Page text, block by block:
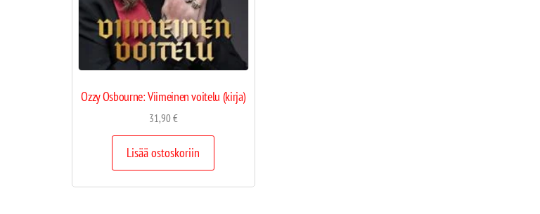
Ozzy Osbourne: Viimeinen voitelu (kirja)
31,90€
Lisää ostoskoriin